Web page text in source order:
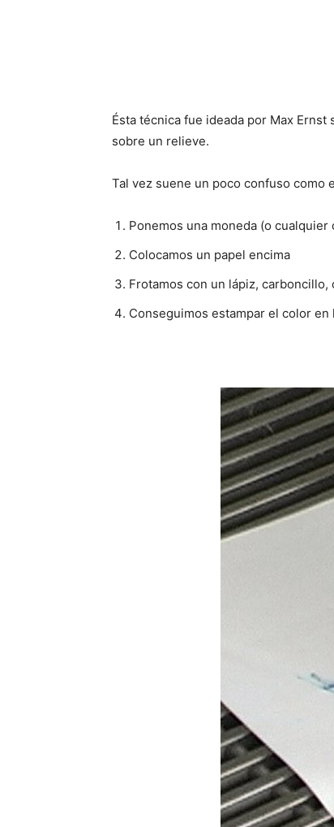
Ésta técnica fue ideada por Max
sobre un relieve.
Tal vez suene un poco confuso como
Ponemos una moneda (o
Colocamos un papel encima
Frotamos con un lápiz, carboncillo,
Conseguimos estampar el color